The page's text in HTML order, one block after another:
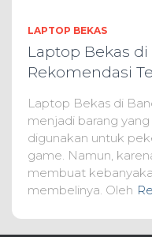
LAPTOP BEKAS
Laptop Bekas
Rekomendasi
Laptop Bekas di
menjadi barang
digunakan untuk
game. Namun,
membuat
membelinya. Oleh